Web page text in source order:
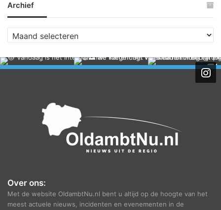
Archief
r
h
Over ons:
Met de website OldambtNu.nl bent u altijd op de hoogte van het
meest actuele nieuws, incidenten en evenementen in de